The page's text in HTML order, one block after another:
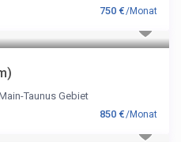
750 €/Monat
850 €/Monat
Taunus Gebiet